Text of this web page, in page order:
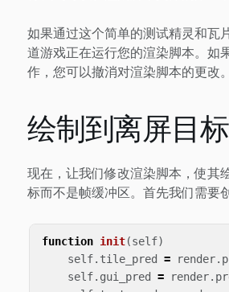
如果通过这个简单的测试精灵和瓦
道游戏正在运行您的渲染脚本。如
作，您可以撤消对渲染脚本的更改。
绘制到离屏目标
现在，让我们修改渲染脚本，使其
标而不是帧缓冲区。首先我们需要
function init(self)
self. tile_pred = render.
self. gui_pred = render.